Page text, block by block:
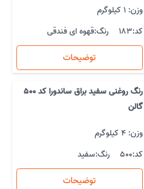
وزن: 1 کیلوگرم
کد:183 رنگ:قهوه ای فندقی
توضیحات
رنگ روغنی سفید براق ساندورا کد 500
گالن
وزن: 4 کیلوگرم
کد:500 رنگ:سفید
توضیحات